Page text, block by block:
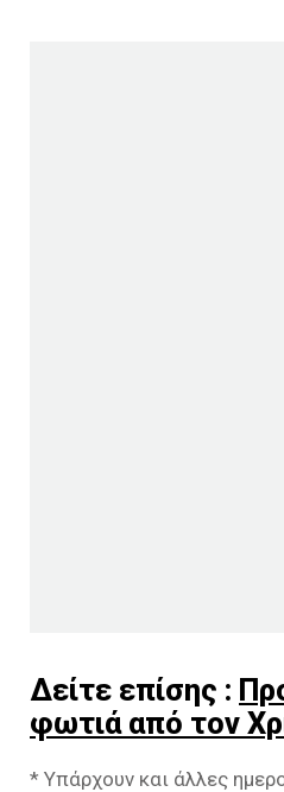
Δείτε επίσης :
φωτιά από τον
* Υπάρχουν και άλλες